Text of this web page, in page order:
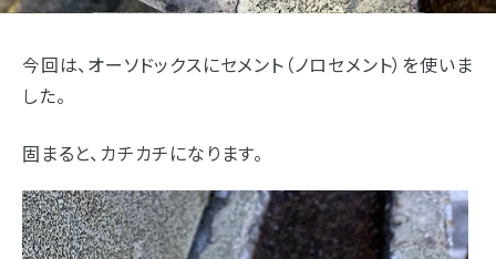
今回は、オーソドックスにセメント（ノロセメント）を使いま
した。
固まると、カチカチになります。